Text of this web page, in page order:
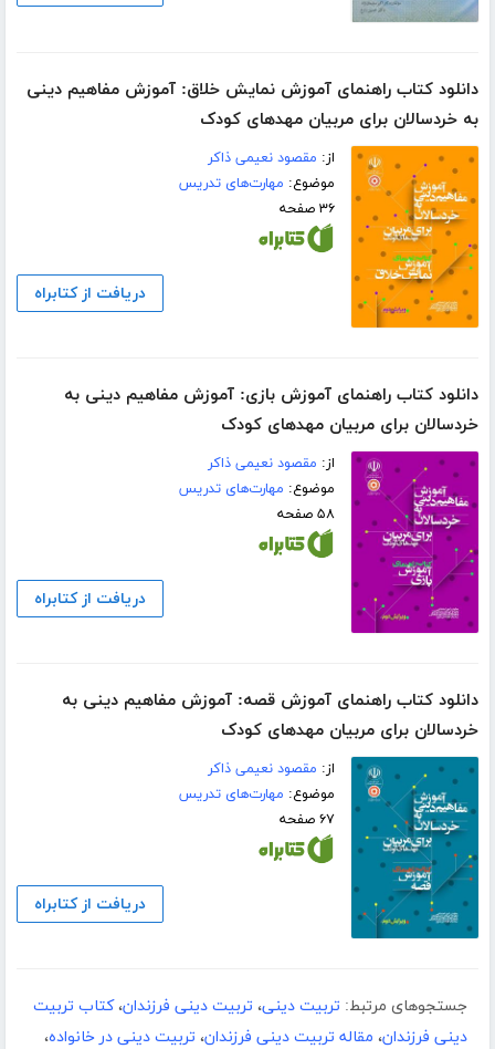
دانلود کتاب راهنمای آموزش نمایش خلاق: آموزش مفاهیم دینی
به خردسالان برای مربیان مهدهای کودک
از: مقصود نعیمی ذاکر
موضوع: مهارت‌های تدریس
۳۶ صفحه
دریافت از کتابراه
دانلود کتاب راهنمای آموزش بازی: آموزش مفاهیم دینی به
خردسالان برای مربیان مهدهای کودک
از: مقصود نعیمی ذاکر
موضوع: مهارت‌های تدریس
۵۸ صفحه
دریافت از کتابراه
دانلود کتاب راهنمای آموزش قصه: آموزش مفاهیم دینی به
خردسالان برای مربیان مهدهای کودک
از: مقصود نعیمی ذاکر
موضوع: مهارت‌های تدریس
۶۷ صفحه
دریافت از کتابراه
جستجوهای مرتبط: تربیت دینی، تربیت دینی فرزندان،کتاب تربیت
دینی فرزندان، مقاله تربیت دینی فرزندان، تربیت دینی در خانواده،